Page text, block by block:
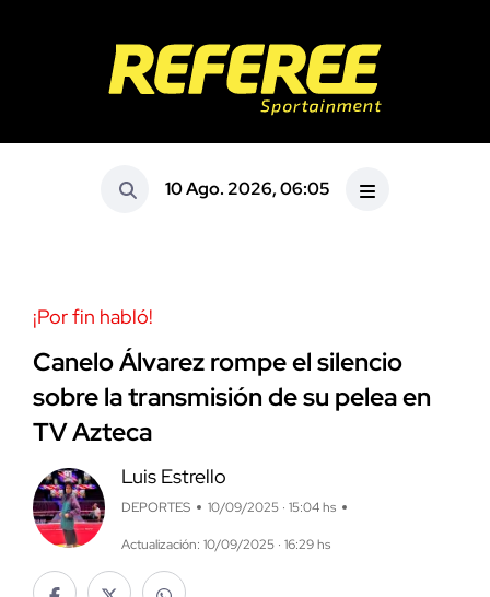
10 Ago. 2026, 06:05
¡Por fin habló!
Canelo Álvarez rompe el silencio
sobre la transmisión de su pelea en
TV Azteca
Luis Estrello
DEPORTES 10/09/2025 · 15:04 hs
Actualización: 10/09/2025 · 16:29 hs